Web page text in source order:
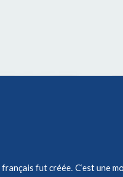
fut créée. C’est une